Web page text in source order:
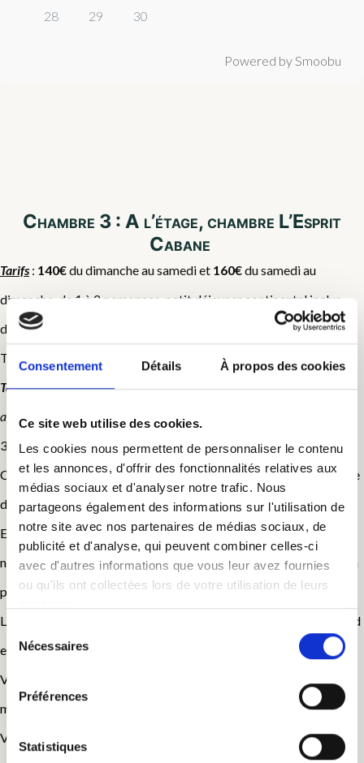
Consentement Détails À propos des cookies
Ce site web utilise des cookies.
Les cookies nous permettent de personnaliser le contenu
et les annonces, d'offrir des fonctionnalités relatives aux
médias sociaux et d'analyser notre trafic. Nous
partageons également des informations sur l'utilisation de
notre site avec nos partenaires de médias sociaux, de
publicité et d'analyse, qui peuvent combiner celles-ci
avec d'autres informations que vous leur avez fournies
ou qu'ils ont collectées lors de votre utilisation de leurs
Sélection
du Nécessaires
Préférences
Statistiques
28 29 30
Powered by Smoobu
Chambre 3 : A l’étage, chambre L’Esprit
Cabane
Tarifs : 140€du dimanche au samedi et 160€du samedi au
dimanche, de 1 à 2 personnes, petit déjeuner continental inclus
dans le tarif. 20€/ personnes supplémentaire.
Taxe de séjour en supplément (0,80€/ nuit/pers en 2026)
Tarif préférentiel au delà de 4 nuits, nous contacter pour le tarif
appliqué.
30m2 / lit 160X200 / 2 lits de 90X190 /de 2 à 5 personnes
Cette chambre peut accueillir de 2 à 5 personnes, d’une superficie
de 30m2 au total.
Entièrement repensée dans un esprit cabane, enduit à la chaux
naturelle, parquet flottant bois, faïence salle de bains en travertin
pour un effet thermal.
La cabane à l’étage est entièrement faite de bois du sol au plafond
en passant par les lits !
Vous pourrez également profiter du filet d’habitation pour un
moment de détente bien mérité.
Vue sur la forêt, au calme, au petit matin vous pourrez entendre le